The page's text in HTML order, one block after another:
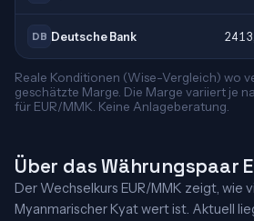
DB Deutsche Bank
Reale Konditionen (Wise-Vergleich) wo
geschätzte Marge. Die Marge variiert je
für EUR/MMK. Keine Anlageberatung.
Über das Währungspaar
Der Wechselkurs EUR/MMK zeigt, wie
Myanmarischer Kyat wert ist. Aktuell